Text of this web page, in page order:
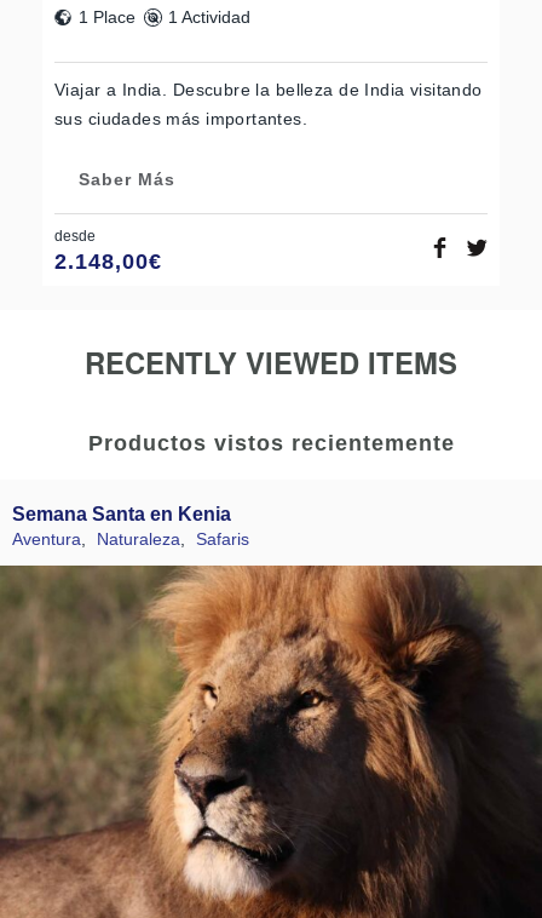
1 Place
1 Actividad
Viajar a India. Descubre la belleza de India visitando
sus ciudades más importantes.
Saber Más
desde
2.148,00€
RECENTLY VIEWED ITEMS
Productos vistos recientemente
Semana Santa en Kenia
Aventura Naturaleza Safaris